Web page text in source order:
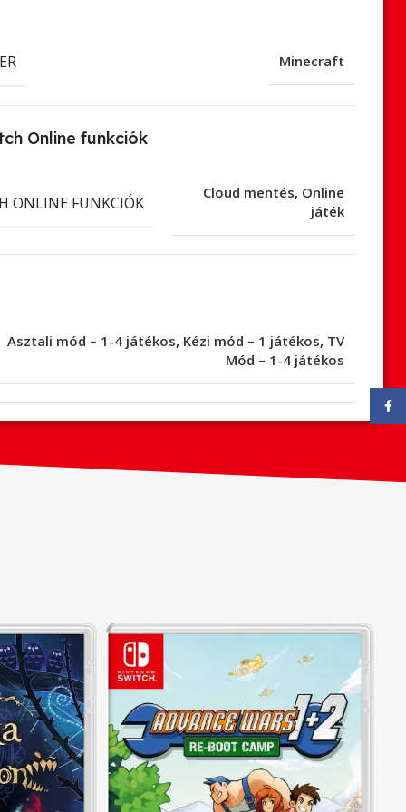
Minecraft
Online funkciók
ONLINE FUNKCIÓK
Cloud mentés, Online
játék
Asztali mód – 1-4 játékos, Kézi mód – 1 játékos, TV
Mód – 1-4 játékos